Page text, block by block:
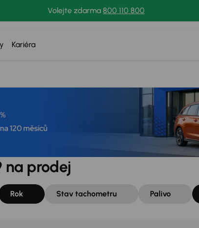
Volejte zdarma 800 110 800
Kariéra
na prodej
Rok Stav tachometru Palivo